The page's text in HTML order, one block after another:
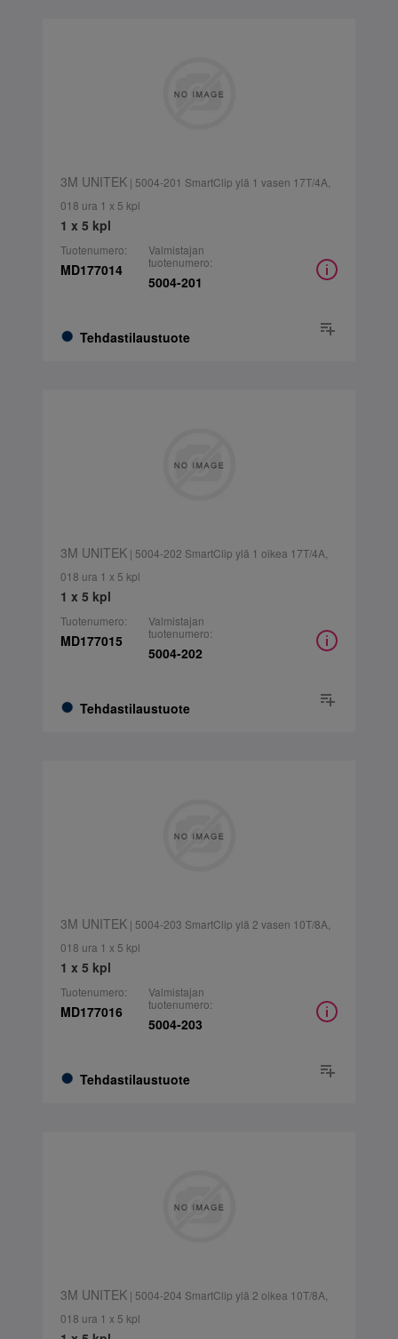
3M UNITEK| 5004-201 SmartClip ylä 1 vasen 17T/4A,
018 ura 1 x 5 kpl
1 x 5 kpl
Tuotenumero:
MD177014
Tehdastilaustuote
Valmistajan
tuotenumero:
5004-201
3M UNITEK| 5004-202 SmartClip ylä 1 oikea 17T/4A,
018 ura 1 x 5 kpl
1 x 5 kpl
Tuotenumero:
MD177015
Tehdastilaustuote
Valmistajan
tuotenumero:
5004-202
3M UNITEK| 5004-203 SmartClip ylä 2 vasen 10T/8A,
018 ura 1 x 5 kpl
1 x 5 kpl
Tuotenumero:
MD177016
Tehdastilaustuote
Valmistajan
tuotenumero:
5004-203
3M UNITEK| 5004-204 SmartClip ylä 2 oikea 10T/8A,
018 ura 1 x 5 kpl